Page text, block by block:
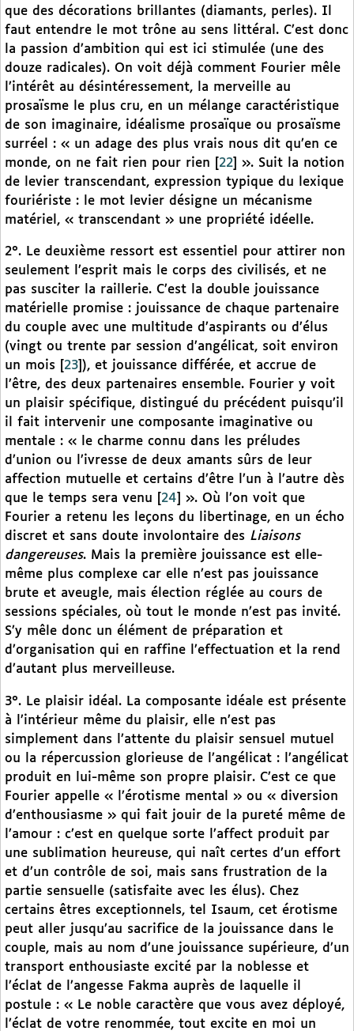
que des décorations brillantes (diamants, perles). Il
faut entendre le mot trône au sens littéral. C’est donc
la passion d’ambition qui est ici stimulée (une des
douze radicales). On voit déjà comment Fourier mêle
l’intérêt au désintéressement, la merveille au
prosaïsme le plus cru, en un mélange caractéristique
de son imaginaire, idéalisme prosaïque ou prosaïsme
surréel : « un adage des plus vrais nous dit qu’en ce
monde, on ne fait rien pour rien
22
». Suit la notion
de levier transcendant, expression typique du lexique
fouriériste : le mot levier désigne un mécanisme
matériel, « transcendant » une propriété idéelle.
2°. Le deuxième ressort est essentiel pour attirer non
seulement l’esprit mais le corps des civilisés, et ne
pas susciter la raillerie. C’est la double jouissance
matérielle promise : jouissance de chaque partenaire
du couple avec une multitude d’aspirants ou d’élus
(vingt ou trente par session d’angélicat, soit environ
un mois
23 ), et jouissance différée, et accrue de
l’être, des deux partenaires ensemble. Fourier y voit
un plaisir spécifique, distingué du précédent puisqu’il
il fait intervenir une composante imaginative ou
mentale : « le charme connu dans les préludes
d’union ou l’ivresse de deux amants sûrs de leur
affection mutuelle et certains d’être l’un à l’autre dès
que le temps sera venu
24
». Où l’on voit que
Fourier a retenu les leçons du libertinage, en un écho
discret et sans doute involontaire des Liaisons
dangereuses. Mais la première jouissance est elle-
même plus complexe car elle n’est pas jouissance
brute et aveugle, mais élection réglée au cours de
sessions spéciales, où tout le monde n’est pas invité.
S’y mêle donc un élément de préparation et
d’organisation qui en raffine l’effectuation et la rend
d’autant plus merveilleuse.
3°. Le plaisir idéal. La composante idéale est présente
à l’intérieur même du plaisir, elle n’est pas
simplement dans l’attente du plaisir sensuel mutuel
ou la répercussion glorieuse de l’angélicat : l’angélicat
produit en lui-même son propre plaisir. C’est ce que
Fourier appelle « l’érotisme mental » ou « diversion
d’enthousiasme » qui fait jouir de la pureté même de
l’amour : c’est en quelque sorte l’affect produit par
une sublimation heureuse, qui naît certes d’un effort
et d’un contrôle de soi, mais sans frustration de la
partie sensuelle (satisfaite avec les élus). Chez
certains êtres exceptionnels, tel Isaum, cet érotisme
peut aller jusqu’au sacrifice de la jouissance dans le
couple, mais au nom d’une jouissance supérieure, d’un
transport enthousiaste excité par la noblesse et
l’éclat de l’angesse Fakma auprès de laquelle il
postule : « Le noble caractère que vous avez déployé,
l’éclat de votre renommée, tout excite en moi un